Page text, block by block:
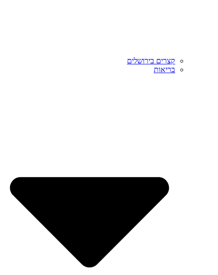
קצרים בירושלים
בריאות